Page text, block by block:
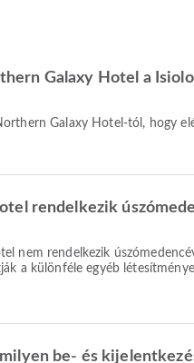
Galaxy Hotel a
Galaxy Hotel-tól, hogy
rendelkezik
nem rendelkezik
a különféle egyéb
be- és